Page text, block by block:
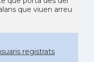
que viuen arreu
registrats